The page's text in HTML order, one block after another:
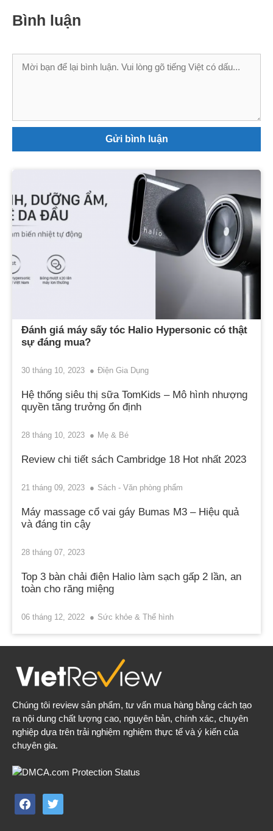
Bình luận
Bình
Đánh giá máy sấy tóc Halio Hypersonic có thật
sự đáng mua?
30 tháng 10, 2023 Điện Gia Dụng
Hệ thống siêu thị sữa TomKids – Mô hình nhượng
quyền tăng trưởng ổn định
28 tháng 10, 2023 Mẹ & Bé
Review chi tiết sách Cambridge 18 Hot nhất 2023
21 tháng 09, 2023 Sách - Văn phòng phẩm
Máy massage cổ vai gáy Bumas M3 – Hiệu quả
và đáng tin cậy
28 tháng 07, 2023
Top 3 bàn chải điện Halio làm sạch gấp 2 lần, an
toàn cho răng miệng
06 tháng 12, 2022 Sức khỏe & Thể hình
Chúng tôi review sản phẩm, tư vấn mua hàng bằng cách tạo
ra nội dung chất lượng cao, nguyên bản, chính xác, chuyên
nghiệp dựa trên trải nghiệm nghiệm thực tế và ý kiến của
chuyên gia.
facebooktwitter